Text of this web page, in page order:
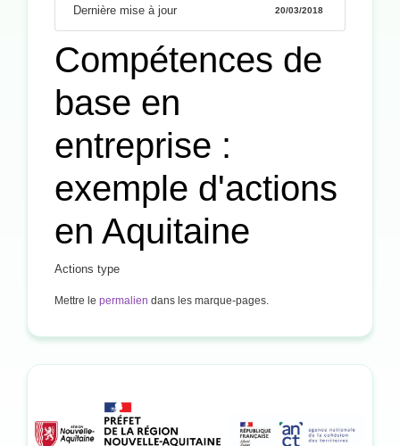
Dernière mise à jour 20/03/2018
Compétences de
base en
entreprise :
exemple d'actions
en Aquitaine
Actions type
Mettre le permalien dans les marque-pages.